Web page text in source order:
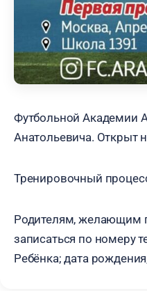
Футбольной Академии
Анатольевича. Открыт
Тренировочный
Родителям, желающим
записаться по номеру
Ребёнка; дата